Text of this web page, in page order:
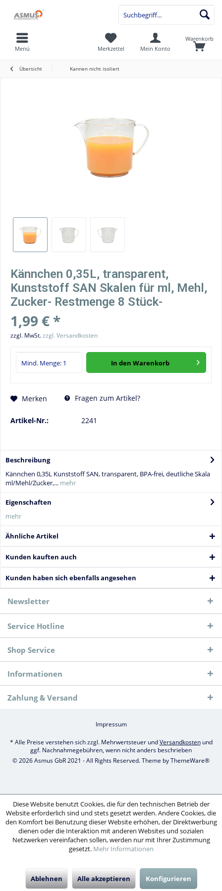
Warenkorb
Merkzettel
Mein Konto
Menü
Übersicht Kannen nicht isoliert
Kännchen 0,35L, transparent,
Kunststoff SAN Skalen für ml, Mehl,
Zucker- Restmenge 8 Stück-
1,99 € *
zzgl. MwSt.zzgl. Versandkosten
In den Warenkorb
Merken Fragen zum Artikel?
Artikel-Nr.: 2241
Beschreibung
Kännchen 0,35L Kunststoff SAN, transparent, BPA-frei, deutliche Skala
ml/Mehl/Zucker,... mehr
Eigenschaften
mehr
Ähnliche Artikel
Kunden kauften auch
Kunden haben sich ebenfalls angesehen
Newsletter
Service Hotline
Shop Service
Informationen
Zahlung & Versand
Impressum
* Alle Preise verstehen sich zzgl. Mehrwertsteuer undVersandkostenund
ggf. Nachnahmegebühren, wenn nicht anders beschrieben
© 2026 Asmus GbR 2021 - All Rights Reserved. Theme byThemeWare®
Diese Website benutzt Cookies, die für den technischen Betrieb der
Website erforderlich sind und stets gesetzt werden. Andere Cookies, die
den Komfort bei Benutzung dieser Website erhöhen, der Direktwerbung
dienen oder die Interaktion mit anderen Websites und sozialen
Netzwerken vereinfachen sollen, werden nur mit Ihrer Zustimmung
gesetzt. Mehr Informationen
Ablehnen Alle akzeptieren Konfigurieren